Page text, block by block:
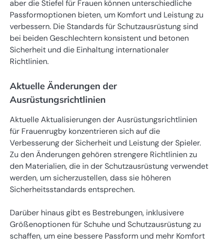
aber die Stiefel für Frauen können unterschiedliche
Passformoptionen bieten, um Komfort und Leistung zu
verbessern. Die Standards für Schutzausrüstung sind
bei beiden Geschlechtern konsistent und betonen
Sicherheit und die Einhaltung internationaler
Richtlinien.
Aktuelle Änderungen der
Ausrüstungsrichtlinien
Aktuelle Aktualisierungen der Ausrüstungsrichtlinien
für Frauenrugby konzentrieren sich auf die
Verbesserung der Sicherheit und Leistung der Spieler.
Zu den Änderungen gehören strengere Richtlinien zu
den Materialien, die in der Schutzausrüstung verwendet
werden, um sicherzustellen, dass sie höheren
Sicherheitsstandards entsprechen.
Darüber hinaus gibt es Bestrebungen, inklusivere
Größenoptionen für Schuhe und Schutzausrüstung zu
schaffen, um eine bessere Passform und mehr Komfort